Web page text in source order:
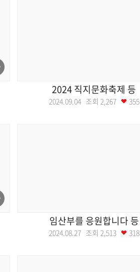
2024 직지문화축제 등
2024.09.04 조회 2,267 355
임산부를 응원합니다 등
2024.08.27 조회 2,513 318